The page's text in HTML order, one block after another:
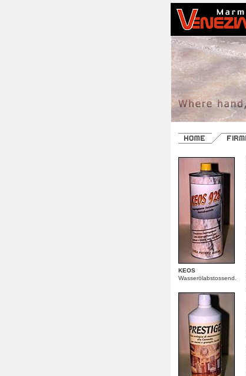
KEOS
Wasserölabstossend.